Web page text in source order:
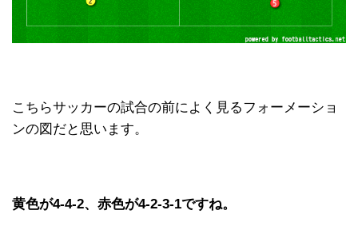
こちらサッカーの試合の前によく見るフォーメーショ
ンの図だと思います。
黄色が4-4-2、赤色が4-2-3-1ですね。